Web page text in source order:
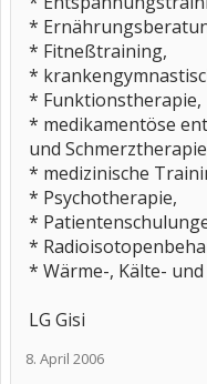
*
* Fitneßtraining,
*
* Funktionstherapie,
* medikamentöse
und
* medizinische
* Psychotherapie,
*
*
* Wärme-, Kälte-
LG Gisi
8. April 2006